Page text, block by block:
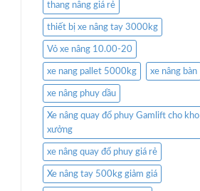
thang nâng giá rẻ
thiết bị xe nâng tay 3000kg
Vỏ xe nâng 10.00-20
xe nang pallet 5000kg xe nâng bàn
xe nâng phuy dầu
Xe nâng quay đổ phuy Gamlift cho kho
xưởng
xe nâng quay đổ phuy giá rẻ
Xe nâng tay 500kg giảm giá